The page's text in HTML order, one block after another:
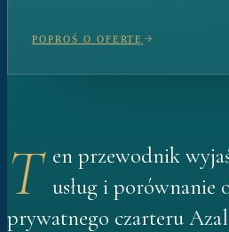
POPROŚ O OFERTĘ
T en przewodnik
usług i porównanie
prywatnego czarteru